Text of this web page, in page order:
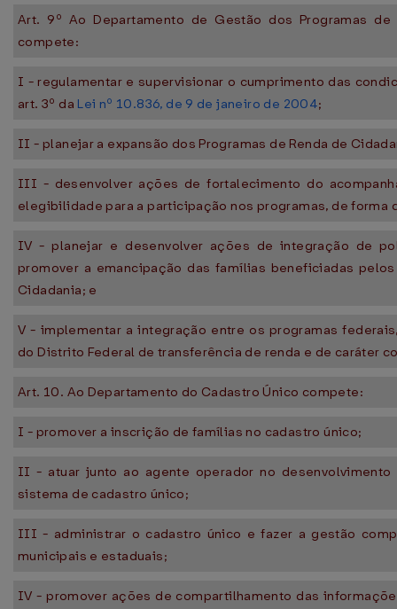
Art. 9º Ao Departamento de Gestão dos Programas de
compete:
I - regulamentar e supervisionar o cumprimento das
art. 3º da Lei nº 10.836, de 9 de janeiro de 2004;
II - planejar a expansão dos Programas de Renda de
III - desenvolver ações de fortalecimento do
elegibilidade para a participação nos programas, de forma
IV - planejar e desenvolver ações de integração de
promover a emancipação das famílias beneficiadas
Cidadania; e
V - implementar a integração entre os programas
do Distrito Federal de transferência de renda e de caráter
Art. 10. Ao Departamento do Cadastro Único compete:
I - promover a inscrição de famílias no cadastro único;
II - atuar junto ao agente operador no
sistema de cadastro único;
III - administrar o cadastro único e fazer a gestão
municipais e estaduais;
IV - promover ações de compartilhamento das